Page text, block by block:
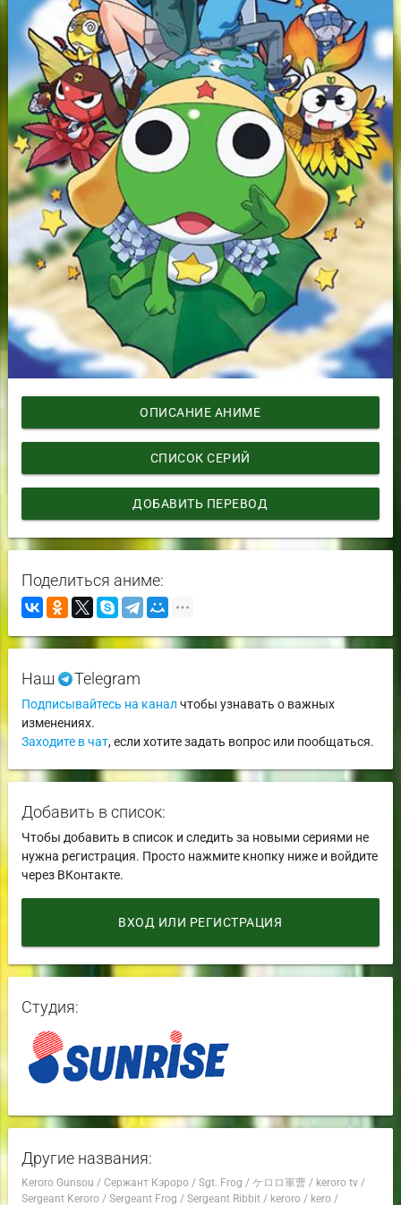
ОПИСАНИЕ АНИМЕ
СПИСОК СЕРИЙ
ДОБАВИТЬ ПЕРЕВОД
Поделиться аниме:
Наш Telegram
Подписывайтесь на канал чтобы узнавать о важных
изменениях.
Заходите в чат, если хотите задать вопрос или пообщаться.
Добавить в список:
Чтобы добавить в список и следить за новыми сериями не
нужна регистрация. Просто нажмите кнопку ниже и войдите
через ВКонтакте.
ВХОД ИЛИ РЕГИСТРАЦИЯ
Студия:
Другие названия:
Keroro Gunsou / Сержант Кэроро/ Sgt. Frog / ケロロ軍曹/ keroro tv/
Sergeant Keroro/ Sergeant Frog / Sergeant Ribbit/ keroro/ kero/